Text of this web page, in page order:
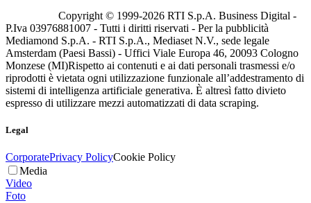
Copyright © 1999-2026 RTI S.p.A. Business Digital -
P.Iva 03976881007 - Tutti i diritti riservati - Per la pubblicità
Mediamond S.p.A. - RTI S.p.A., Mediaset N.V., sede legale
Amsterdam (Paesi Bassi) - Uffici Viale Europa 46, 20093 Cologno
Monzese (MI)Rispetto ai contenuti e ai dati personali trasmessi e/o
riprodotti è vietata ogni utilizzazione funzionale all’addestramento di
sistemi di intelligenza artificiale generativa. È altresì fatto divieto
espresso di utilizzare mezzi automatizzati di data scraping.
Legal
CorporatePrivacy PolicyCookie Policy
Media
Video
Foto